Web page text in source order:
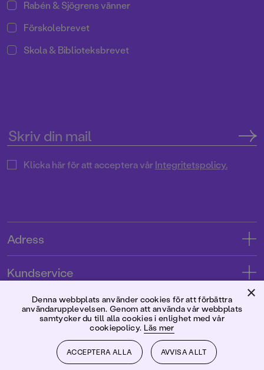
Rabén & Sjögrens vänner
Förskolebrevet
Skola & Biblioteksbrevet
Klicka här för att acceptera vårIntegritetspolicy.
Adress
Tryckerigatan 4
Org.nr: 556045-7748
Kundservice
Kontakta oss
Kundservice
Användarvillkor intressenter
Användarvillkor nyhetsbrev
Förlaget
Jobba hos oss
×
Denna webbplats använder cookies för att förbättra
användarupplevelsen. Genom att använda vår webbplats
samtycker du till alla cookies i enlighet med vår
cookiepolicy. Läs mer
ACCEPTERA ALLA AVVISA ALLT